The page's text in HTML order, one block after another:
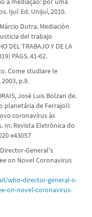
Ijuí: Ed. Unijuí, 2010.
Márcio Dutra. Mediación
del trabajo
DEL TRABAJO Y DE LA
PÁGS. 41-62.
Come studiare le
p.9.
José Luis Bolzan de.
planetária de Ferrajoli:
coronavírus às
In: Revista Eletrônica do
e43057
General's
on Novel Coronavirus
who-director-general-s-
on-novel-coronavirus-